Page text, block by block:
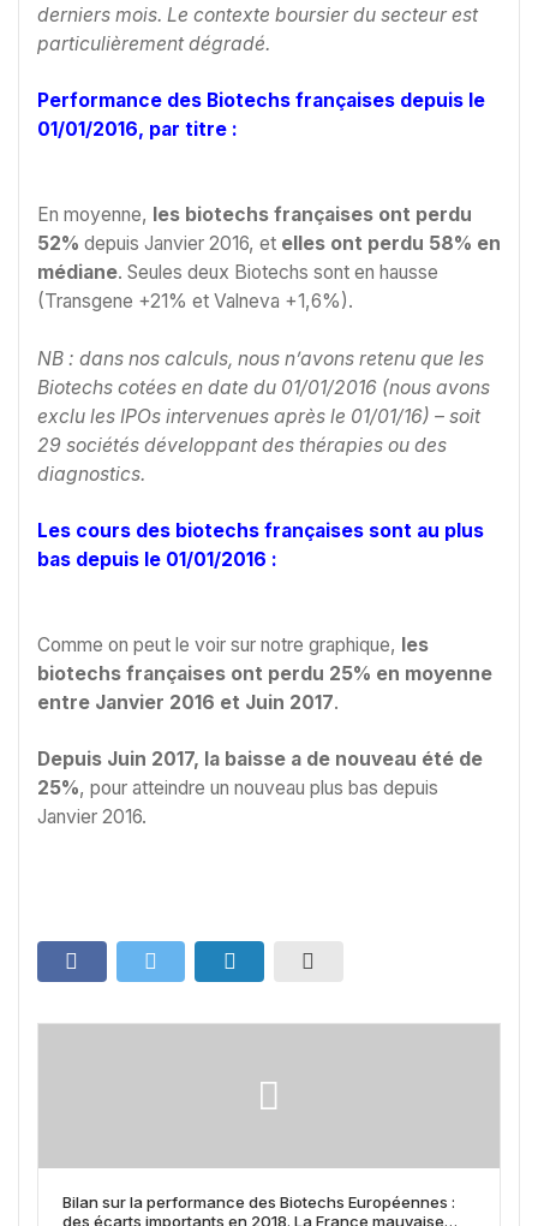
derniers mois. Le contexte boursier du secteur est
particulièrement dégradé.
Performance des Biotechs françaises depuis le
01/01/2016, par titre :
En moyenne, les biotechs françaises ont perdu
52% depuis Janvier 2016, et elles ont perdu 58% en
médiane. Seules deux Biotechs sont en hausse
(Transgene +21% et Valneva +1,6%).
NB : dans nos calculs, nous n’avons retenu que les
Biotechs cotées en date du 01/01/2016 (nous avons
exclu les IPOs intervenues après le 01/01/16) – soit
29 sociétés développant des thérapies ou des
diagnostics.
Les cours des biotechs françaises sont au plus
bas depuis le 01/01/2016 :
Comme on peut le voir sur notre graphique, les
biotechs françaises ont perdu 25% en moyenne
entre Janvier 2016 et Juin 2017.
Depuis Juin 2017, la baisse a de nouveau été de
25%, pour atteindre un nouveau plus bas depuis
Janvier 2016.
Bilan sur la performance des Biotechs Européennes :
des écarts importants en 2018. La France mauvaise